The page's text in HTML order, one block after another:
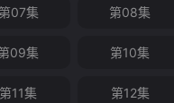
第07集 第08集
09集 第10集
第11集 第12集